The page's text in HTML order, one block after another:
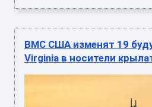
ВМС США изменят 19
Virginia в носители